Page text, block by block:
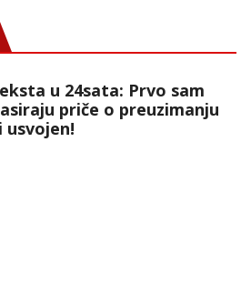
u 24sata: Prvo sam
priče o preuzimanju
usvojen!